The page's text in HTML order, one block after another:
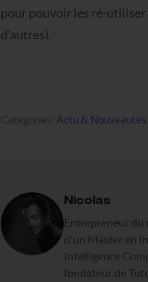
pour pouvoir les ré-utiliser
d’autres).
Categories: Actu & Nouveautés
Nicolas
Entrepreneur du
d'un Master en
Intelligence
fondateur de